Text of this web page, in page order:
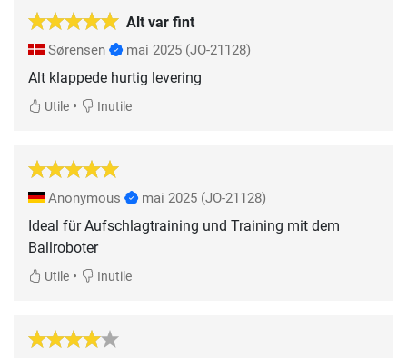
Alt var fint
Sørensen mai 2025 (JO-21128)
Alt klappede hurtig levering
Utile • Inutile
Anonymous mai 2025 (JO-21128)
Ideal für Aufschlagtraining und Training mit dem
Ballroboter
Utile • Inutile